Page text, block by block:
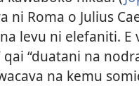
ni Roma o Julius
levu ni elefaniti. E
“duatani na
na kemu